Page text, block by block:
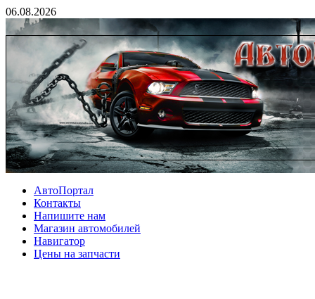
06.08.2026
АвтоПортал
Контакты
Напишите нам
Магазин автомобилей
Навигатор
Цены на запчасти